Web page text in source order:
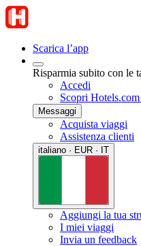
Scarica l’app
Risparmia subito con le
Accedi
Scopri
Messaggi
Acquista viaggi
Assistenza clienti
italiano · EUR · IT
Aggiungi la tua
I miei viaggi
Invia un feedback